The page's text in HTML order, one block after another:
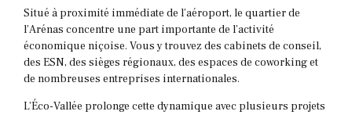
Situé à proximité immédiate de l’aéroport, le quartier de
l’Arénas concentre une part importante de l’activité
économique niçoise. Vous y trouvez des cabinets de conseil,
des ESN, des sièges régionaux, des espaces de coworking et
de nombreuses entreprises internationales.
L’Éco-Vallée prolonge cette dynamique avec plusieurs projets